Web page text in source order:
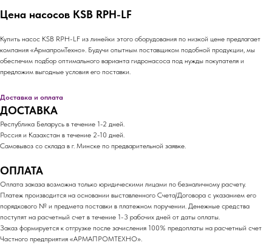
Цена насосов KSB RPH-LF
Купить насос KSB RPH-LF из линейки этого оборудования по низкой цене предлагает
компания «АрмапромТехно». Будучи опытным поставщиком подобной продукции, мы
обеспечим подбор оптимального варианта гидронасоса под нужды покупателя и
предложим выгодные условия его поставки.
Доставка и оплата
ДОСТАВКА
Республика Беларусь в течение 1-2 дней.
Россия и Казахстан в течение 2-10 дней.
Самовывоз со склада в г. Минске по предварительной заявке.
ОПЛАТА
Оплата заказа возможна только юридическими лицами по безналичному расчету.
Платеж производится на основании выставленного Счета/Договора с указанием его
порядкового № и предмета поставки в платежном поручении. Денежные средства
поступят на расчетный счет в течение 1-3 рабочих дней от даты оплаты.
Заказ формируется к отгрузке после зачисления 100% предоплаты на расчетный счет
Частного предприятия «АРМАПРОМТЕХНО».